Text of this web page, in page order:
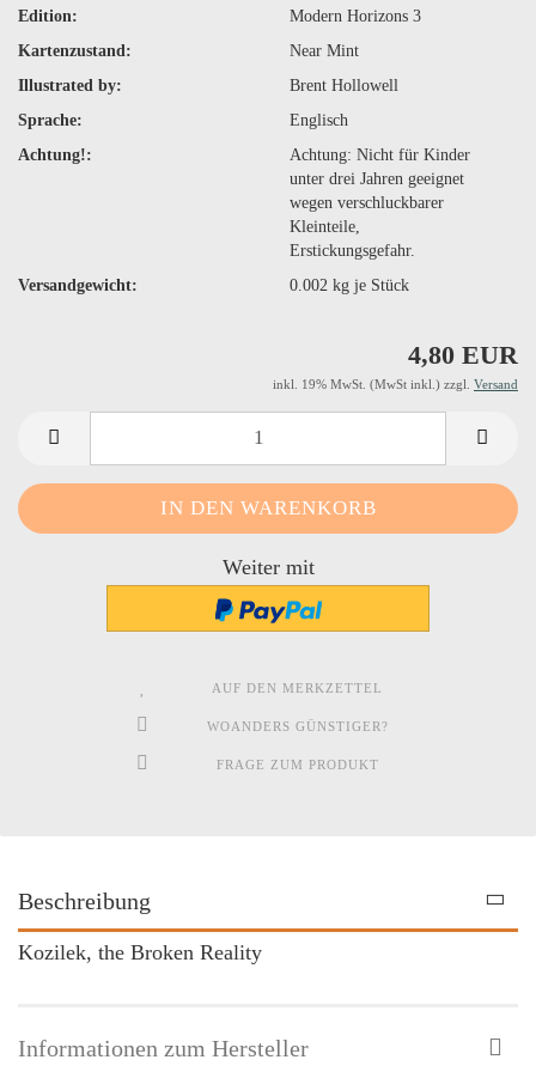
Edition:
Modern Horizons 3
Kartenzustand:
Near Mint
Illustrated by:
Brent Hollowell
Sprache:
Englisch
Achtung!:
Achtung: Nicht für Kinder
unter drei Jahren geeignet
wegen verschluckbarer
Kleinteile,
Erstickungsgefahr.
Versandgewicht:
0.002kg je Stück
4,80 EUR
inkl. 19% MwSt. (MwSt inkl.) zzgl. Versand
Weiter mit
AUF DEN MERKZETTEL
WOANDERS GÜNSTIGER?
FRAGE ZUM PRODUKT
Beschreibung
Kozilek, the Broken Reality
Informationen zum Hersteller